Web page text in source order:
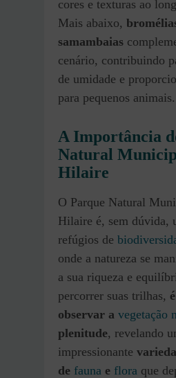
cores e texturas ao
Mais abaixo,
samambaias
cenário, contribuindo
de umidade e
para pequenos animais.
A Importância
Natural
Hilaire
O Parque Natural
Hilaire é, sem dúvida,
refúgios de
onde a natureza se
a sua riqueza e
percorrer suas trilhas,
observar a vegetação
plenitude, revelando
impressionante
de fauna e flora que